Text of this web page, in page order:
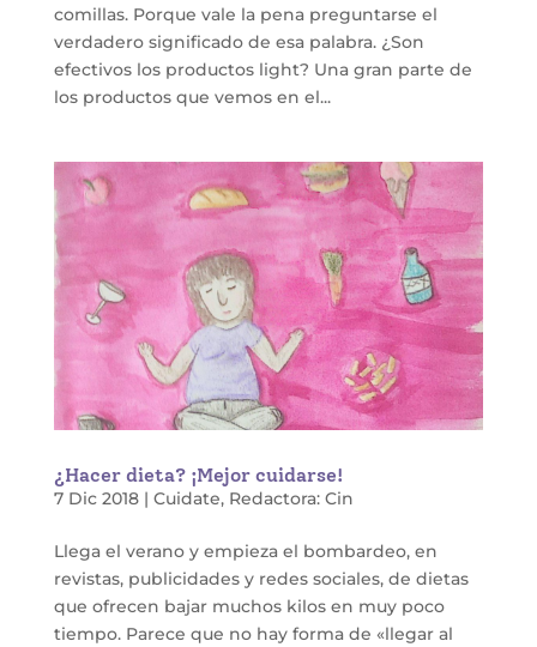
comillas. Porque vale la pena preguntarse el
verdadero significado de esa palabra. ¿Son
efectivos los productos light? Una gran parte de
los productos que vemos en el...
¿Hacer dieta? ¡Mejor cuidarse!
7 Dic 2018| Cuidate, Redactora: Cin
Llega el verano y empieza el bombardeo, en
revistas, publicidades y redes sociales, de dietas
que ofrecen bajar muchos kilos en muy poco
tiempo. Parece que no hay forma de «llegar al